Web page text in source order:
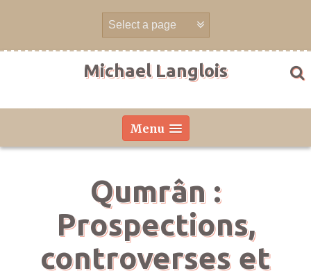
Michael Langlois
Menu
Qumrân :
Prospections,
controverses et